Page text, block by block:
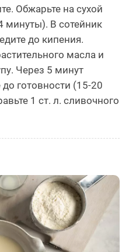
Обжарьте на сухой
минуты). В сотейник
до кипения.
масла и
Через 5 минут
готовности (15-20
1 ст. л. сливочного